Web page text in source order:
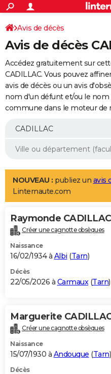
ACTUALITÉS
Politique
Société
Faits Divers
Education
Monde
Villes
+
SPORT
Coupe du monde 2026
Football
Tennis
Cyclisme
Rugby
Forum
Programme TV
TNT
Streaming
Cinéma
Sorties cinéma
Musique
+
FINANCE
Retraite
Epargne
Immobilier
Risques naturels par ville
Banque
Assurance
AUTO
Essais
Réserver un essai
Citadines
Berlines
SUV
Forum auto
+
Mobiles
Meilleur smartphone
Internet
Ordinateurs
Jeux vidéo
Guide high-tech
Aménagement intérieur
LIFESTYLE
Art de vivre
Bien-être
Loisirs
Mode
Modes de vie
Alimentation
Guide de la santé
Maladies
Médicaments
Sommeil
VOYAGE
Destinations
City break
Voyage nature
Voyage de noces
Forum
Climat
+PHOTO
GUIDES D'ACHAT
BONS PLANS
Carte de Noël
Carte Bonne année
Carte Saint-Valentin
Carte Pâques
Carte d'anniversaire
DICTIONNAIRE
Dictionnaire
Biographies
Citations
Expressions
Proverbes
PROGRAMME TV
Avis de décès
Avis de décès
Accédez gratuitement sur
CADILLAC. Vous pouvez
avis de décès ou un avis
nom d'un défunt et/ou le nom
commune dans le moteur de
NOUVEAU : publiez un avis
Linternaute.com
Raymonde CADILLAC
Créer une cagnotte obsèques
Naissance
16/02/1934 à Albi (Tarn)
Décès
22/05/2026 à Carmaux(Tarn)
Marguerite
Créer une cagnotte obsèques
Naissance
15/07/1930 à Andouque (Tarn)
Décès